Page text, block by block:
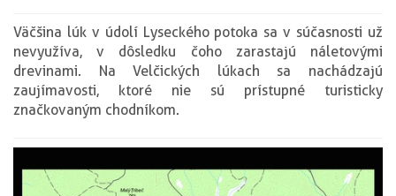
Väčšina lúk v údolí Lyseckého potoka sa v súčasnosti už
nevyužíva, v dôsledku čoho zarastajú náletovými
drevinami. Na Velčických lúkach sa nachádzajú
zaujímavosti, ktoré nie sú prístupné turisticky
značkovaným chodníkom.